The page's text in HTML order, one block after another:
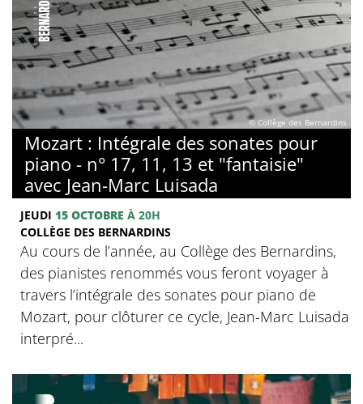
© Collège des Bernardins
Mozart : Intégrale des sonates pour
piano - n° 17, 11, 13 et "fantaisie"
avec Jean-Marc Luisada
JEUDI 15 OCTOBRE À 20H
COLLÈGE DES BERNARDINS
Au cours de l’année, au Collège des Bernardins,
des pianistes renommés vous feront voyager à
travers l’intégrale des sonates pour piano de
Mozart, pour clôturer ce cycle, Jean-Marc Luisada
interpré...